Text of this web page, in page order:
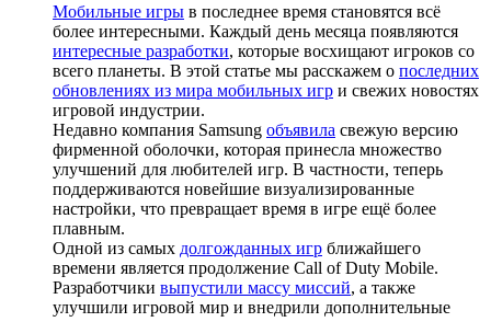
Мобильные игры в последнее время становятся всё
более интересными. Каждый день месяца появляются
интересные разработки, которые восхищают игроков со
всего планеты. В этой статье мы расскажем о последних
обновлениях из мира мобильных игр и свежих новостях
игровой индустрии.
Недавно компания Samsung объявила свежую версию
фирменной оболочки, которая принесла множество
улучшений для любителей игр. В частности, теперь
поддерживаются новейшие визуализированные
настройки, что превращает время в игре ещё более
плавным.
Одной из самых долгожданных игр ближайшего
времени является продолжение Call of Duty Mobile.
Разработчики выпустили массу миссий, а также
улучшили игровой мир и внедрили дополнительные